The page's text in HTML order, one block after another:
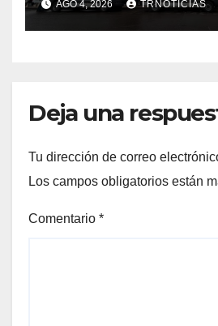
Cauquenes y
AGO 4, 2026 TRNOTICIAS
Deja una
Tu dirección de correo
Los campos obligatorios están
Comentario *